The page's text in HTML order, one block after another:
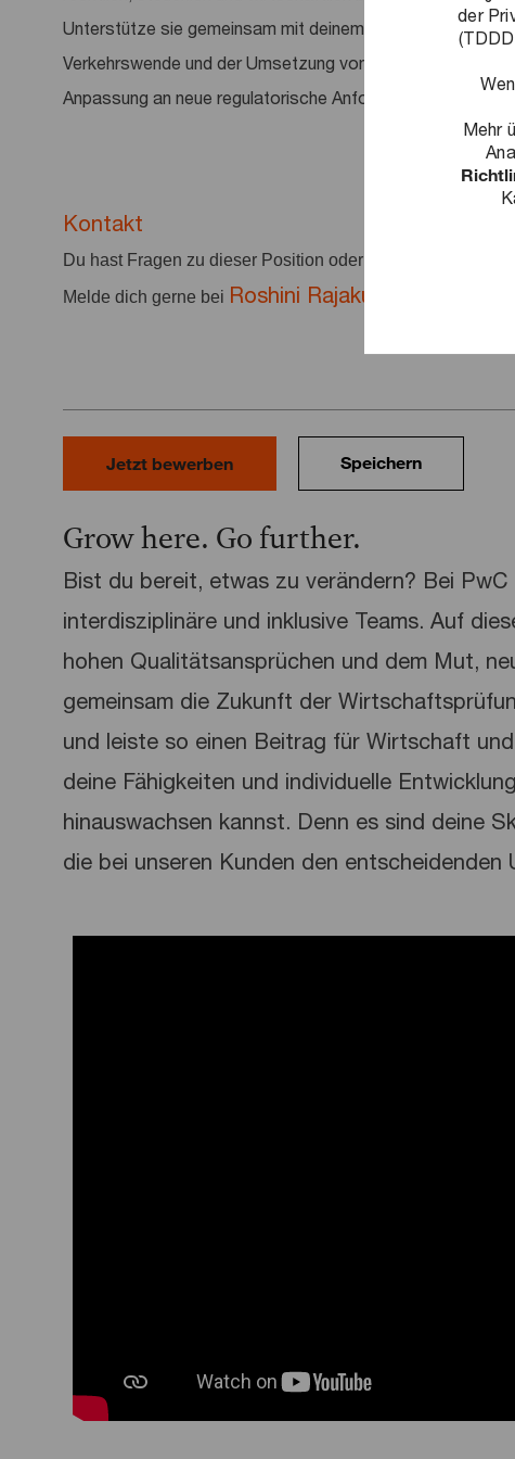
der
Mehr
Unterstütze sie gemeinsam mit deinem Team bei der
Verkehrswende und der Umsetzung von Maßnahmen zur
Anpassung an neue regulatorische Anforderungen.
Kontakt
Du hast Fragen zu dieser Position oder deiner Bewerbung?
Melde dich gerne bei Roshini Rajakularatnam
Jetzt bewerben Speichern
Grow here. Go further.
Bist du bereit, etwas zu verändern? Bei
interdisziplinäre und inklusive Teams. Auf
hohen Qualitätsansprüchen und dem Mut,
gemeinsam die Zukunft der
und leiste so einen Beitrag für Wirtschaft
deine Fähigkeiten und individuelle
hinauswachsen kannst. Denn es sind deine
die bei unseren Kunden den entscheidenden